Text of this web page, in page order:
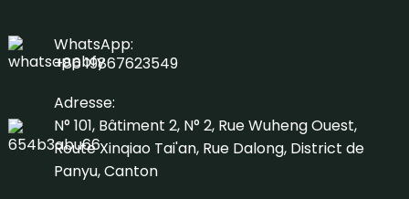
WhatsApp:
+86 19867623549
Adresse:
N° 101, Bâtiment 2, N° 2, Rue Wuheng Ouest,
Route Xinqiao Tai'an, Rue Dalong, District de
Panyu, Canton